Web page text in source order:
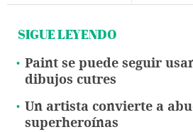
SIGUE LEYENDO
Paint se puede seguir
dibujos cutres
Un artista convierte a
superheroínas